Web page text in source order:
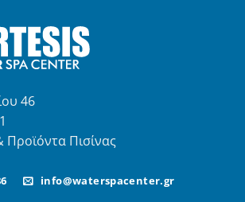
46
Προϊόντα Πισίνας
info@waterspacenter.gr